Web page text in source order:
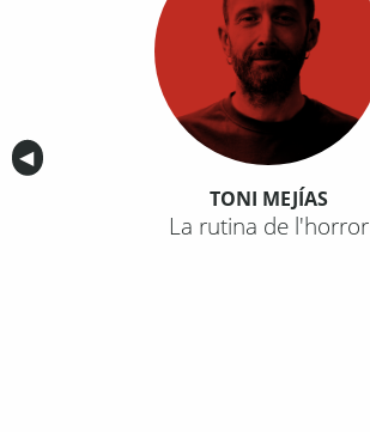
Anterior
◀︎
TONI MEJÍAS
La rutina de l'horror